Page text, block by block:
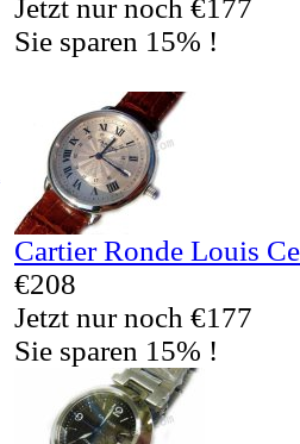
Jetzt nur noch €177
Sie sparen 15% !
Cartier Ronde Louis
€208
Jetzt nur noch €177
Sie sparen 15% !